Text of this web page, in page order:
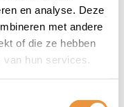
en analyse. Deze
met andere
of die ze hebben
hun services.